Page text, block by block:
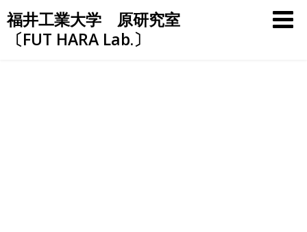
Skip
to
content
福井工業大学 原研究室
〔FUT HARA Lab.〕